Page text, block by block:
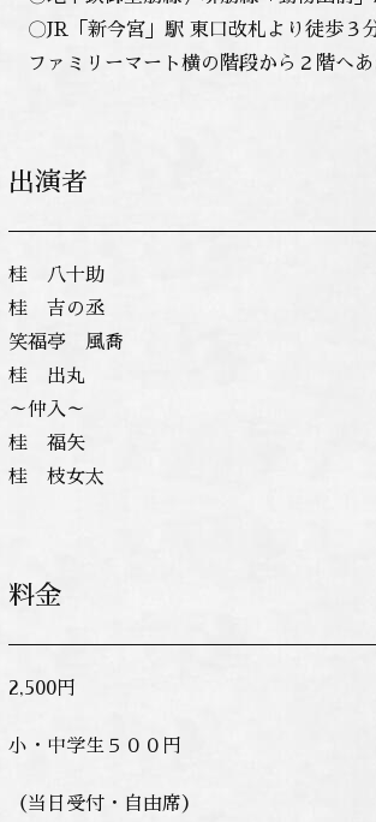
〇JR「新今宮」駅 東口改札より徒歩３
ファミリーマート横の階段から２階へあ
出演者
桂 八十助
桂 吉の丞
笑福亭 風喬
桂 出丸
～仲入～
桂 福矢
桂 枝女太
料金
2,500円
小・中学生５００円
（当日受付・自由席）